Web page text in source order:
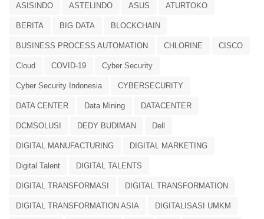
ASISINDO ASTELINDO ASUS ATURTOKO
BERITA BIG DATA BLOCKCHAIN
BUSINESS PROCESS AUTOMATION CHLORINE CISCO
Cloud COVID-19 Cyber Security
Cyber Security Indonesia CYBERSECURITY
DATA CENTER Data Mining DATACENTER
DCMSOLUSI DEDY BUDIMAN Dell
DIGITAL MANUFACTURING DIGITAL MARKETING
Digital Talent DIGITAL TALENTS
DIGITAL TRANSFORMASI DIGITAL TRANSFORMATION
DIGITAL TRANSFORMATION ASIA DIGITALISASI UMKM